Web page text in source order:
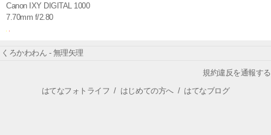
Canon IXY DIGITAL 1000
7.70mm f/2.80
くろかわわん - 無理矢理
規約違反を通報する
はてなフォトライフ / はじめての方へ/ はてなブログ